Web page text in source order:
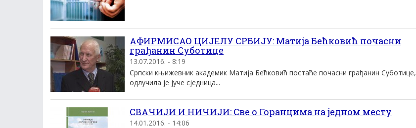
АФИРМИСАО ЦИЈЕЛУ СРБИЈУ: Матија Бећковић почасни
грађанин Суботице
13.07.2016. - 8:19
Српски књижевник академик Матија Бећковић постаће почасни грађанин Суботице,
одлучила је јуче сједница...
СВАЧИЈИ И НИЧИЈИ: Све о Горанцима на једном месту
14.01.2016. - 14:06